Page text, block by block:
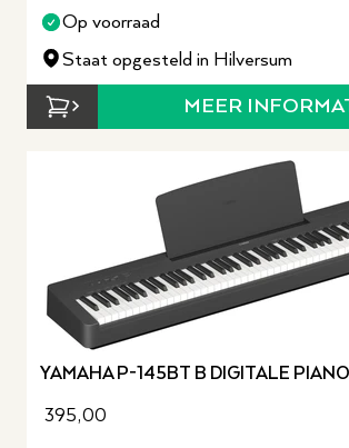
Op voorraad
Staat opgesteld in Hilversum
MEER
YAMAHA P-145BT B DIGITALE PIANO
395,00